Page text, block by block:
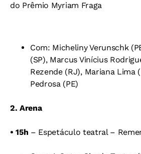
do Prêmio Myriam Fraga
Com: Micheliny Verunschk
(SP), Marcus Vinícius
Rezende (RJ), Mariana Lima
Pedrosa (PE)
2. Arena
• 15h – Espetáculo teatral –